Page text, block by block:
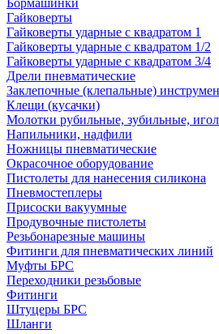
Бормашинки
Гайковерты
Гайковерты ударные с квадратом 1
Гайковерты ударные с квадратом 1/2
Гайковерты ударные с квадратом 3/4
Дрели пневматические
Заклепочные (клепальные)
Клещи (кусачки)
Молотки рубильные, зубильные,
Напильники, надфили
Ножницы пневматические
Окрасочное оборудование
Пистолеты для нанесения силикона
Пневмостеплеры
Присоски вакуумные
Продувочные пистолеты
Резьбонарезные машины
Фитинги для пневматических линий
Муфты БРС
Переходники резьбовые
Фитинги
Штуцеры БРС
Шланги